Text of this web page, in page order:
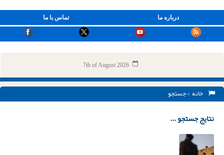
تماس با ما درباره ما
7th of August 2026
خانه > جستجو
نتایج جستجو ...